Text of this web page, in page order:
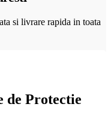
si livrare rapida in toata
de Protectie